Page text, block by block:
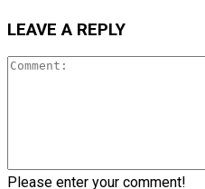
LEAVE A REPLY
Please enter your comment!